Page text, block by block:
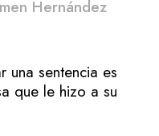
Hernández
una sentencia es
que le hizo a su